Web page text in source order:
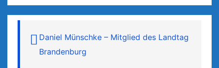
Daniel Münschke – Mitglied des Landtag
Brandenburg